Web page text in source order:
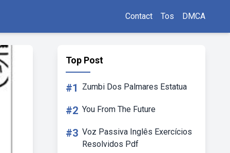
Contact Tos DMCA
Top Post
#1 Zumbi Dos Palmares Estatua
#2 You From The Future
#3 Voz Passiva Inglês Exercícios
Resolvidos Pdf